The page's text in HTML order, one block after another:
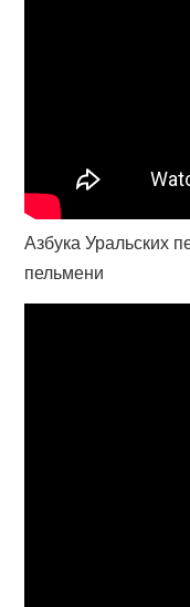
Азбука Уральских
пельмени